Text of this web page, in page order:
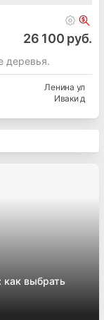
26 100 руб.
деревья.
Ленина ул
Иваки д
как выбрать